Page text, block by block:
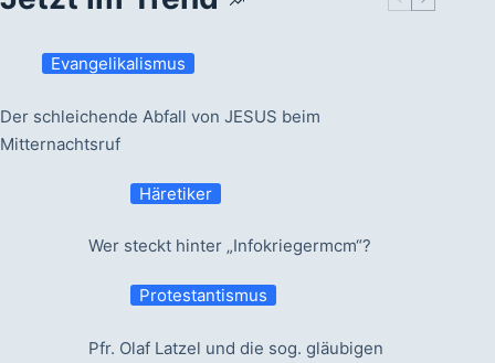
Evangelikalismus
Der schleichende Abfall von JESUS beim
Mitternachtsruf
Häretiker
Wer steckt hinter „Infokriegermcm“?
Protestantismus
Pfr. Olaf Latzel und die sog. gläubigen